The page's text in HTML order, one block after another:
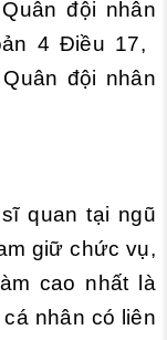
đội nhân
4 Điều 17,
đội nhân
quan tại ngũ
giữ chức vụ,
cao nhất là
nhân có liên